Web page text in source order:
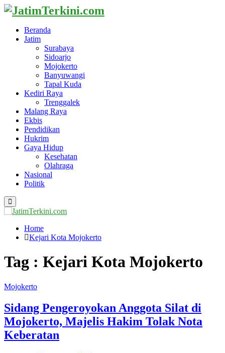
Beranda
Jatim
Surabaya
Sidoarjo
Mojokerto
Banyuwangi
Tapal Kuda
Kediri Raya
Trenggalek
Malang Raya
Ekbis
Pendidikan
Hukrim
Gaya Hidup
Kesehatan
Olahraga
Nasional
Politik
Primary
Menu
Home
Kejari Kota Mojokerto
Tag : Kejari Kota Mojokerto
Mojokerto
Sidang Pengeroyokan Anggota Silat di
Mojokerto, Majelis Hakim Tolak Nota
Keberatan